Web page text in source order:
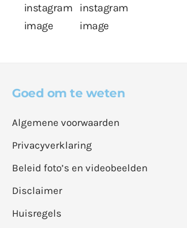
Goed om te weten
Algemene voorwaarden
Privacyverklaring
Beleid foto’s en videobeelden
Disclaimer
Huisregels